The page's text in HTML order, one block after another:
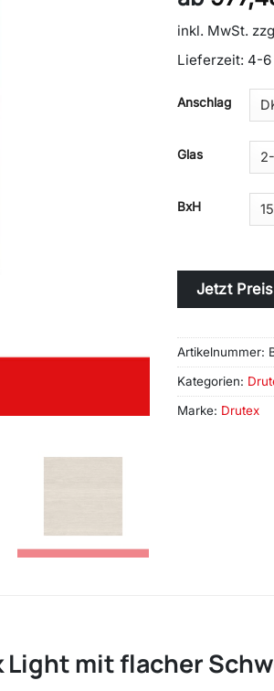
inkl. MwSt.
Lieferzeit: 4-6
Anschlag
Glas
BxH
Alternative:
Jetzt
Artikelnummer:
Kategorien:
Marke: Drutex
mit flacher